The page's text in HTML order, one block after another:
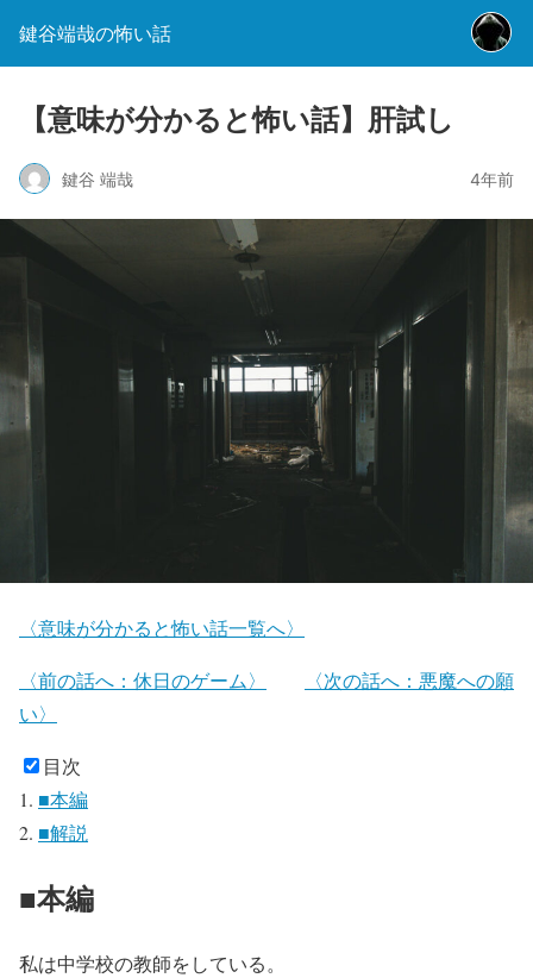
鍵谷端哉の怖い話
【意味が分かると怖い話】肝試し
鍵谷 端哉 4年前
〈意味が分かると怖い話一覧へ〉
〈前の話へ：休日のゲーム〉
〈次の話へ：悪魔への願
い〉
目次
■本編
■解説
■本編
私は中学校の教師をしている。